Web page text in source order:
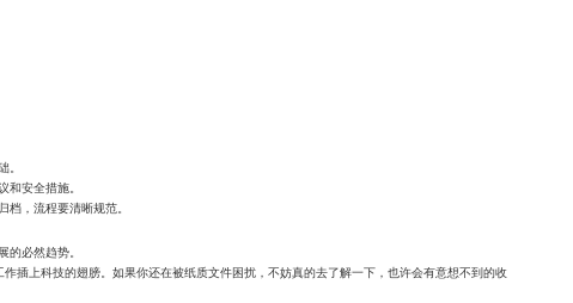
安全措施。
，流程要清晰规范。
必然趋势。
插上科技的翅膀。如果你还在被纸质文件困扰，不妨真的去了解一下，也许会有意想不到的收